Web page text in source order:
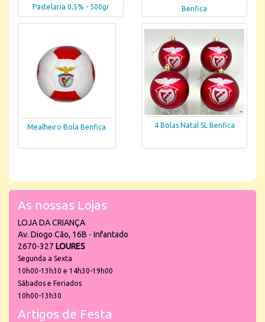
Pastelaria 0,5% - 500gr
Benfica
Mealheiro Bola Benfica 4 Bolas Natal SL Benfica
As nossas Lojas
LOJA DA CRIANÇA
Av. Diogo Cão, 16B - Infantado
2670-327 LOURES
Segunda a Sexta
10h00-13h30 e 14h30-19h00
Sábados e Feriados
10h00-13h30
Artigos de Festa